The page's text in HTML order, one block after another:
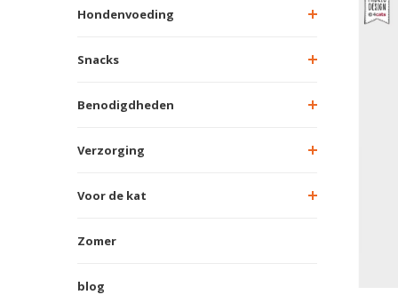
Hondenvoeding
Snacks
Benodigdheden
Verzorging
Voor de kat
Zomer
blog